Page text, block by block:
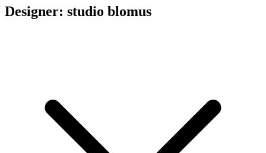
Designer: studio blomus